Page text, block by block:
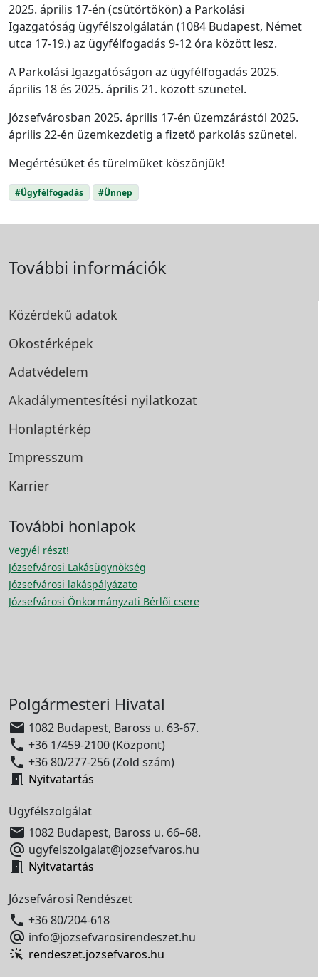
2025. április 17-én (csütörtökön) a Parkolási
Igazgatóság ügyfélszolgálatán (1084 Budapest, Német
utca 17-19.) az ügyfélfogadás 9-12 óra között lesz.
A Parkolási Igazgatóságon az ügyfélfogadás 2025.
április 18 és 2025. április 21. között szünetel.
Józsefvárosban 2025. április 17-én üzemzárástól 2025.
április 22-én üzemkezdetig a fizető parkolás szünetel.
Megértésüket és türelmüket köszönjük!
#Ügyfélfogadás #Ünnep
További információk
Közérdekű adatok
Okostérképek
Adatvédelem
Akadálymentesítési nyilatkozat
Honlaptérkép
Impresszum
Karrier
További honlapok
Vegyél részt!
Józsefvárosi Lakásügynökség
Józsefvárosi lakáspályázato
Józsefvárosi Önkormányzati Bérlői csere
Polgármesteri Hivatal
 1082 Budapest, Baross u. 63-67.
 +36 1/459-2100 (Központ)
 +36 80/277-256 (Zöld szám)
 Nyitvatartás
Ügyfélszolgálat
 1082 Budapest, Baross u. 66–68.
 ugyfelszolgalat@jozsefvaros.hu
 Nyitvatartás
Józsefvárosi Rendészet
 +36 80/204-618
 info@jozsefvarosirendeszet.hu
rendeszet.jozsefvaros.hu